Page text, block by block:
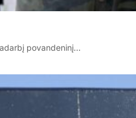
povandeninį…